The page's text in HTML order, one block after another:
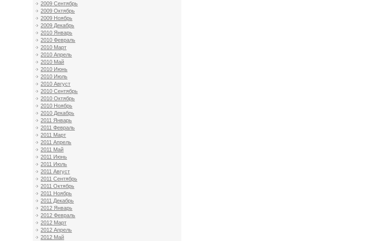
2009 Сентябрь
2009 Октябрь
2009 Ноябрь
2009 Декабрь
2010 Январь
2010 Февраль
2010 Март
2010 Апрель
2010 Май
2010 Июнь
2010 Июль
2010 Август
2010 Сентябрь
2010 Октябрь
2010 Ноябрь
2010 Декабрь
2011 Январь
2011 Февраль
2011 Март
2011 Апрель
2011 Май
2011 Июнь
2011 Июль
2011 Август
2011 Сентябрь
2011 Октябрь
2011 Ноябрь
2011 Декабрь
2012 Январь
2012 Февраль
2012 Март
2012 Апрель
2012 Май